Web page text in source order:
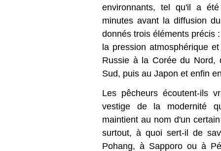
environnants, tel qu'il a
minutes avant la diffusion
donnés trois éléments précis
la pression atmosphérique
Russie à la Corée du
Sud, puis au Japon et enfin
Les pêcheurs écoutent-ils
vestige de la modernité
maintient au nom d'un
surtout, à quoi sert-il de
Pohang, à Sapporo ou à